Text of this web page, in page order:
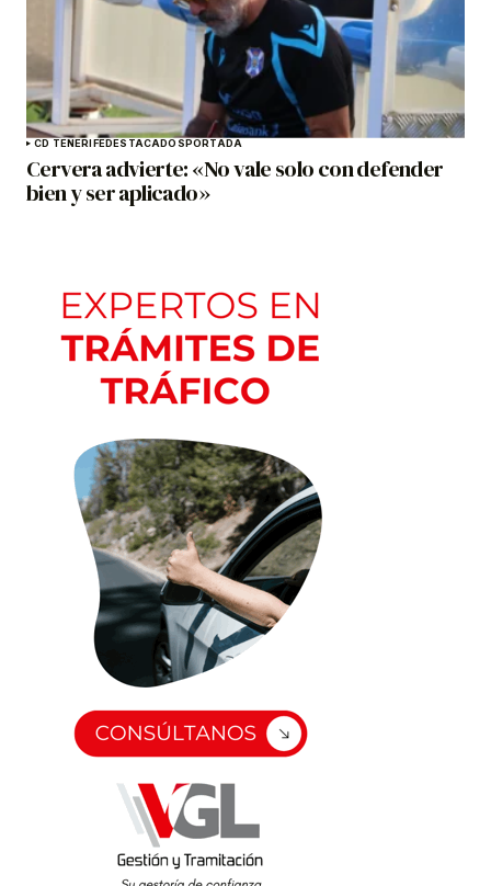
CD TENERIFEDESTACADOSPORTADA
Cervera advierte: «No vale solo con defender
bien y ser aplicado»